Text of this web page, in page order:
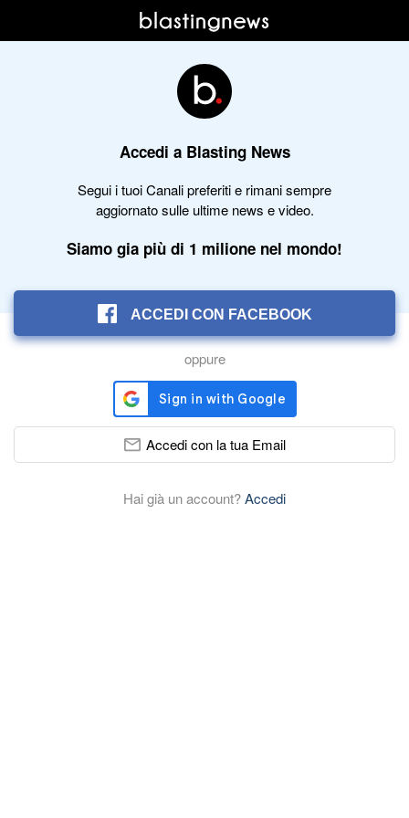
Accedi a Blasting News
Segui i tuoi Canali preferiti e rimani sempre
aggiornato sulle ultime news e video.
Siamo gia più di 1 milione nel mondo!
ACCEDI CON FACEBOOK
oppure
Accedi con la tua Email
Hai già un account?Accedi